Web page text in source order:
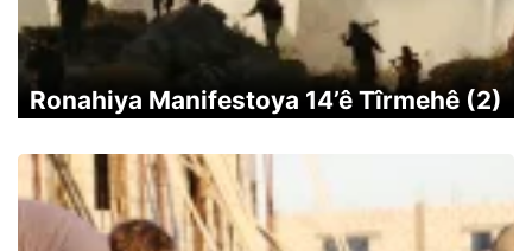
Ronahiya Manifestoya 14’ê Tîrmehê (2)